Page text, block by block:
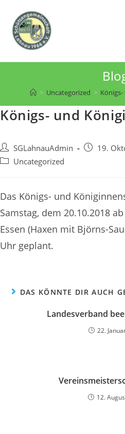
Inhalt
springen
> Uncategorized >
Königs- und
Beitrags-
Autor:
SGLahnauAdmin
Beitrag
19.
Beitrags-Uncategorized
Das Königs- und
Samstag, dem 20.10.2018
Essen (Haxen mit Björns-
Uhr geplant.
DAS KÖNNTE DIR AUCH
Landesverband
22.
12.